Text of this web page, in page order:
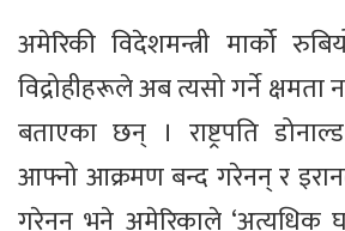
अमेरिकी विदेशमन्त्री मार्को
विद्रोहीहरूले अब त्यसो गर्ने क्षमता
बताएका छन् । राष्ट्रपति
आफ्नो आक्रमण बन्द गरेनन् र
गरेनन् भने अमेरिकाले ‘अत्यधिक